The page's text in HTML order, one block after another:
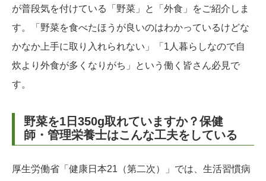
が普段気を付けている「野菜」と「外食」をご紹介しま
す。「野菜を食べたほうが良いのはわかっているけどな
かなか上手に取り入れられない」「1人暮らしなので自
炊より外食が多くなりがち」という働く皆さん必見で
す。
野菜を1日350g取れていますか？保健
師・管理栄養士はこんな工夫をしている
厚生労働省「健康日本21（第二次）」では、生活習慣病